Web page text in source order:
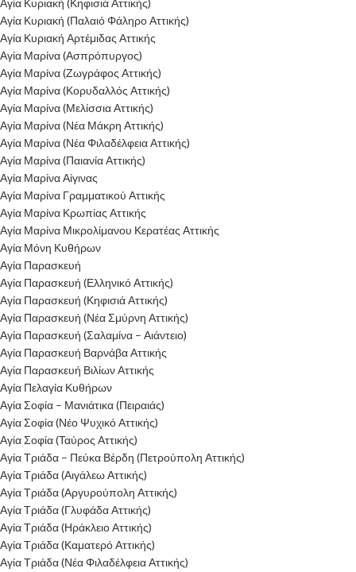
Αγία Κυριακή (Κηφισιά Αττικής)
Αγία Κυριακή (Παλαιό Φάληρο Αττικής)
Αγία Κυριακή Αρτέμιδας Αττικής
Αγία Μαρίνα (Ασπρόπυργος)
Αγία Μαρίνα (Ζωγράφος Αττικής)
Αγία Μαρίνα (Κορυδαλλός Αττικής)
Αγία Μαρίνα (Μελίσσια Αττικής)
Αγία Μαρίνα (Νέα Μάκρη Αττικής)
Αγία Μαρίνα (Νέα Φιλαδέλφεια Αττικής)
Αγία Μαρίνα (Παιανία Αττικής)
Αγία Μαρίνα Αίγινας
Αγία Μαρίνα Γραμματικού Αττικής
Αγία Μαρίνα Κρωπίας Αττικής
Αγία Μαρίνα Μικρολίμανου Κερατέας Αττικής
Αγία Μόνη Κυθήρων
Αγία Παρασκευή
Αγία Παρασκευή (Ελληνικό Αττικής)
Αγία Παρασκευή (Κηφισιά Αττικής)
Αγία Παρασκευή (Νέα Σμύρνη Αττικής)
Αγία Παρασκευή (Σαλαμίνα – Αιάντειο)
Αγία Παρασκευή Βαρνάβα Αττικής
Αγία Παρασκευή Βιλίων Αττικής
Αγία Πελαγία Κυθήρων
Αγία Σοφία – Μανιάτικα (Πειραιάς)
Αγία Σοφία (Νέο Ψυχικό Αττικής)
Αγία Σοφία (Ταύρος Αττικής)
Αγία Τριάδα – Πεύκα Βέρδη (Πετρούπολη Αττικής)
Αγία Τριάδα (Αιγάλεω Αττικής)
Αγία Τριάδα (Αργυρούπολη Αττικής)
Αγία Τριάδα (Γλυφάδα Αττικής)
Αγία Τριάδα (Ηράκλειο Αττικής)
Αγία Τριάδα (Καματερό Αττικής)
Αγία Τριάδα (Νέα Φιλαδέλφεια Αττικής)